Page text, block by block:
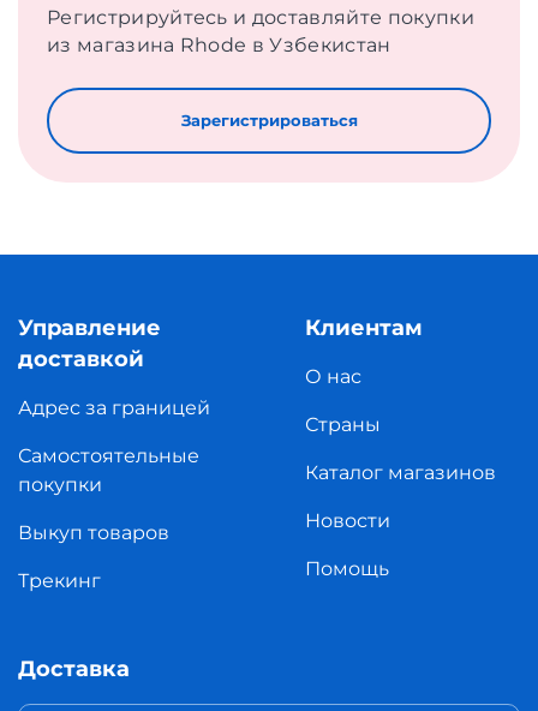
Регистрируйтесь и доставляйте покупки
из магазина Rhode в Узбекистан
Зарегистрироваться
Управление
доставкой
Адрес за границей
Самостоятельные
покупки
Выкуп товаров
Трекинг
Клиентам
О нас
Страны
Каталог магазинов
Новости
Помощь
Доставка